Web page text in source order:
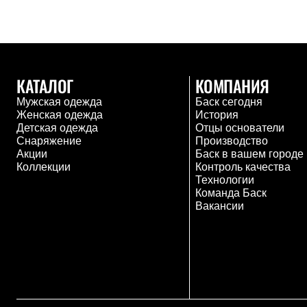
Куртки
Брюки
Жилеты
Комбинезоны
Термобелье
Комплект термобелья
Снаряжение
Палатки и тенты
КАТАЛОГ
Мужская одежда
Женская одежда
Детская одежда
Снаряжение
Акции
Коллекции
КОМПАНИЯ
Баск сегодня
История
Отцы основатели
Производство
Баск в вашем городе
Контроль качества
Технологии
Команда Баск
Вакансии